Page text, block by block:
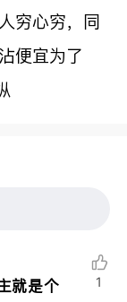
穷心穷，同
便宜为了
就是个
1